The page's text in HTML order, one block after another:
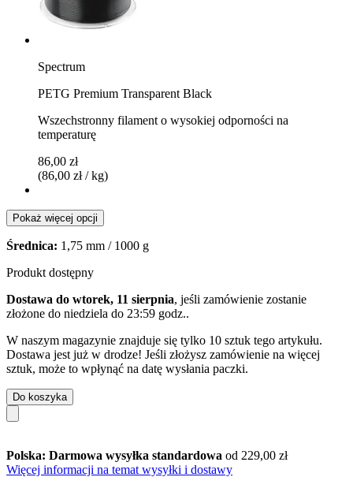
Spectrum
PETG Premium Transparent Black
Wszechstronny filament o wysokiej odporności na
temperaturę
86,00 zł
(86,00 zł / kg)
Pokaż więcej opcji
Średnica: 1,75 mm / 1000 g
Produkt dostępny
Dostawa do wtorek, 11 sierpnia, jeśli zamówienie zostanie
złożone do niedziela do 23:59 godz..
W naszym magazynie znajduje się tylko 10 sztuk tego artykułu.
Dostawa jest już w drodze! Jeśli złożysz zamówienie na więcej
sztuk, może to wpłynąć na datę wysłania paczki.
Do koszyka
Polska: Darmowa wysyłka standardowa od 229,00 zł
Więcej informacji na temat wysyłki i dostawy